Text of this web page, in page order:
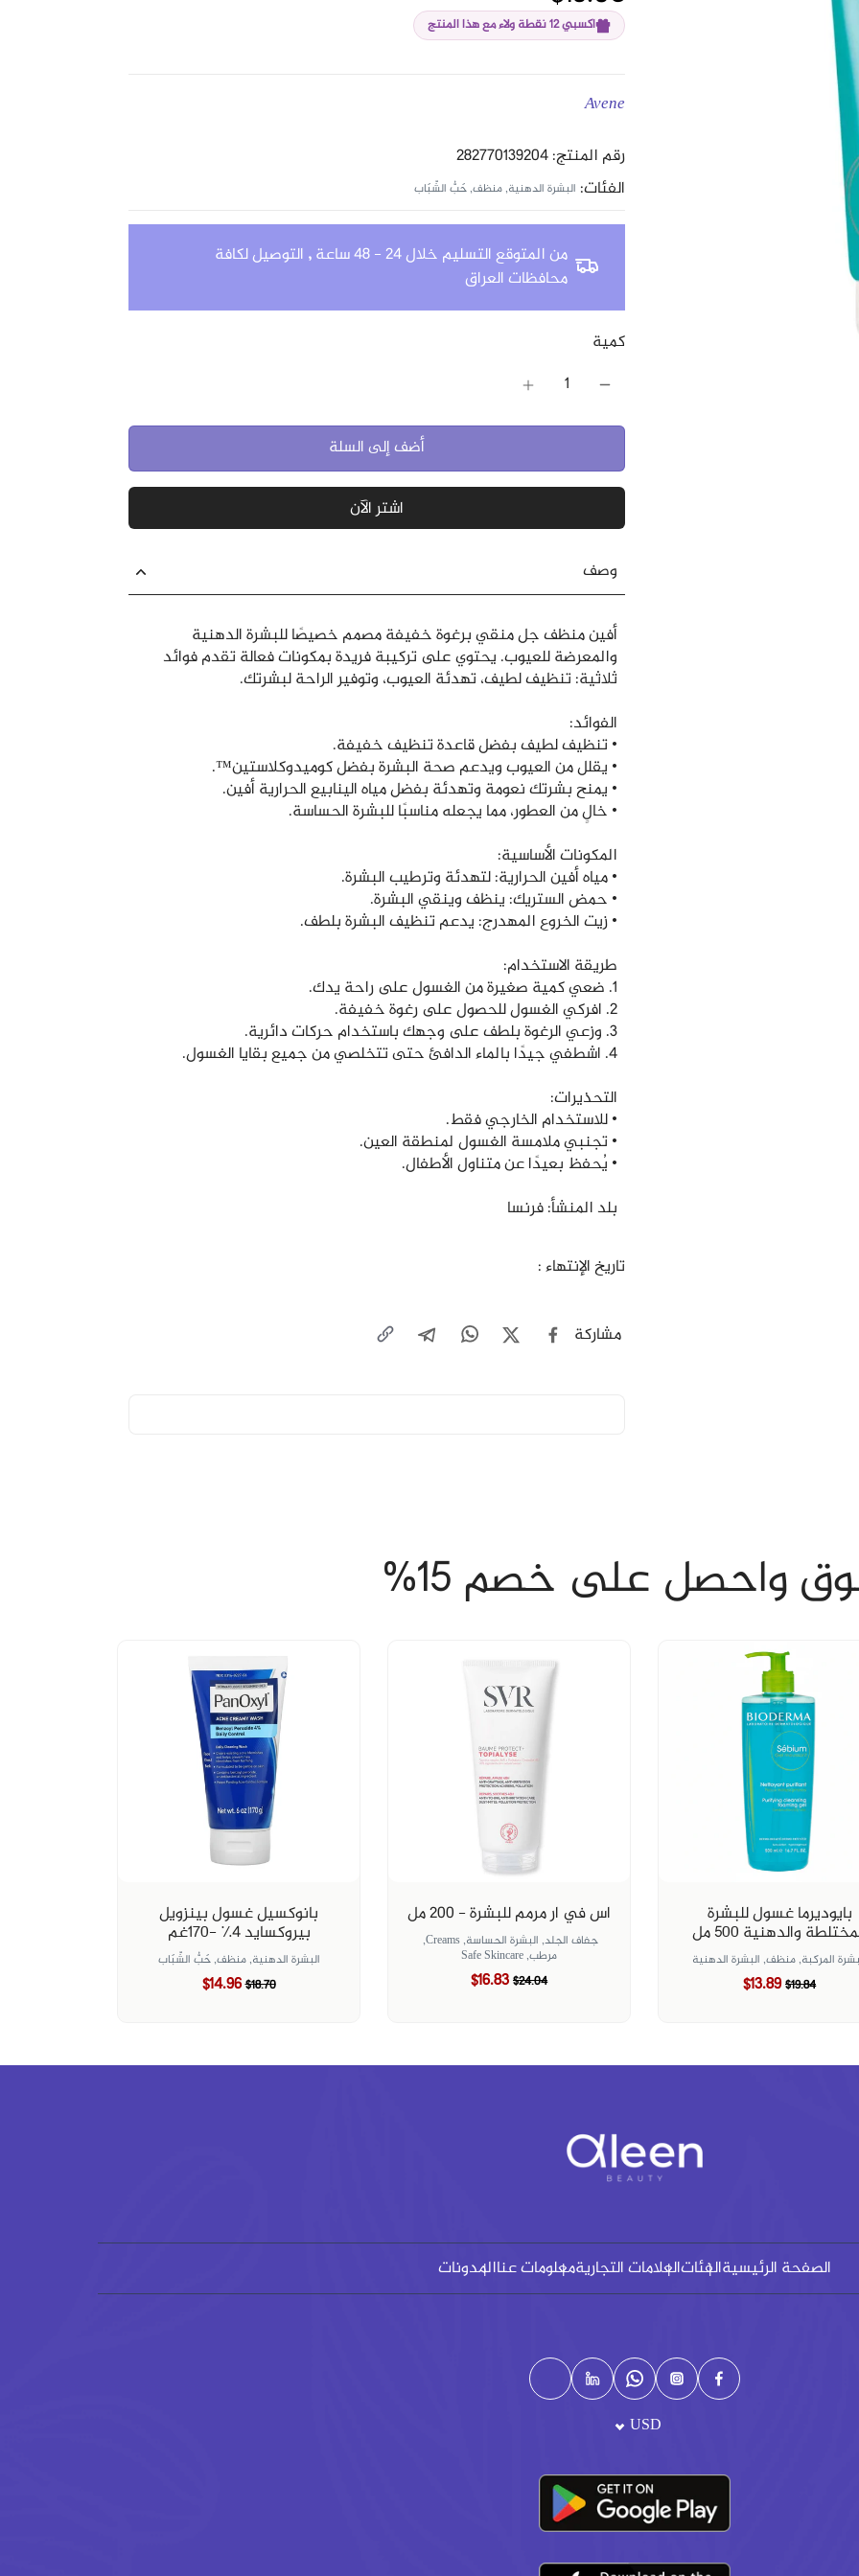
اكسبي 12 نقطة ولاء مع هذا المنتج
Avene
رقم المنتج: 282770139204
الفئات: البشرة الدهنية,منظف,حَبُّ الشّبَاب
من المتوقع التسليم خلال 24 - 48 ساعة , التوصيل لكافة
محافظات العراق
كمية
أضف إلى السلة
اشتر الآن
وصف
أفين منظف جل منقي برغوة خفيفة مصمم خصيصًا للبشرة الدهنية
والمعرضة للعيوب. يحتوي على تركيبة فريدة بمكونات فعالة تقدم فوائد
ثلاثية: تنظيف لطيف، تهدئة العيوب، وتوفير الراحة لبشرتك.
الفوائد:
• تنظيف لطيف بفضل قاعدة تنظيف خفيفة.
• يقلل من العيوب ويدعم صحة البشرة بفضل كوميدوكلاستين™.
• يمنح بشرتك نعومة وتهدئة بفضل مياه الينابيع الحرارية أفين.
• خالٍ من العطور، مما يجعله مناسبًا للبشرة الحساسة.
المكونات الأساسية:
• مياه أفين الحرارية: لتهدئة وترطيب البشرة.
• حمض الستريك: ينظف وينقي البشرة.
• زيت الخروع المهدرج: يدعم تنظيف البشرة بلطف.
طريقة الاستخدام:
1. ضعي كمية صغيرة من الغسول على راحة يدك.
2. افركي الغسول للحصول على رغوة خفيفة.
3. وزعي الرغوة بلطف على وجهك باستخدام حركات دائرية.
4. اشطفي جيدًا بالماء الدافئ حتى تتخلصي من جميع بقايا الغسول.
التحذيرات:
• للاستخدام الخارجي فقط.
• تجنبي ملامسة الغسول لمنطقة العين.
• يُحفظ بعيدًا عن متناول الأطفال.
بلد المنشأ: فرنسا
تاريخ الإنتهاء :
مشاركة
واحصل على خصم 15%
بانوكسيل غسول بينزويل
بيروكسايد ٤٪؜ -١٧٠غم
البشرة الدهنية,منظف,حَبُّ الشّبَاب
$18.70
$14.96
اس في ار مرمم للبشرة - 200 مل
جفاف الجلد, البشرة الحساسة,Creams,
مرطب,Safe Skincare
$24.04
$16.83
بايوديرما غسول للبشرة
والدهنية ٥٠٠ مل
المركبة,منظف, البشرة الدهنية
$19.84
$13.89
الصفحة الرئيسيةالفئاتالعلامات التجاريةمعلومات عناالمدونات
USD